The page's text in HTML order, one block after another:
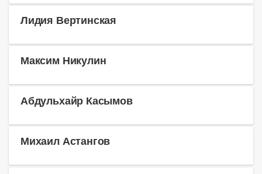
Лидия Вертинская
Максим Никулин
Абдульхайр Касымов
Михаил Астангов